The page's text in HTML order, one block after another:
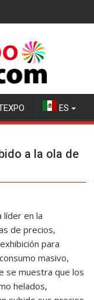
ES
a la ola de
líder en la
de precios,
para
masivo,
se muestra que los
helados,